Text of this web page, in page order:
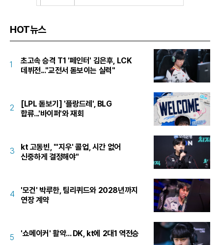
HOT뉴스
1
초고속 승격 T1 '페인터' 김은후, LCK
데뷔전..."교전서 돋보이는 실력"
2
[LPL 돋보기] '플랑드레', BLG
합류...'바이퍼'와 재회
3
kt 고동빈, "'지우' 콜업, 시간 없어
신중하게 결정해야"
4
'모건' 박루한, 팀리퀴드와 2028년까지
연장 계약
5 '쇼메이커' 활약... DK, kt에 2대1 역전승